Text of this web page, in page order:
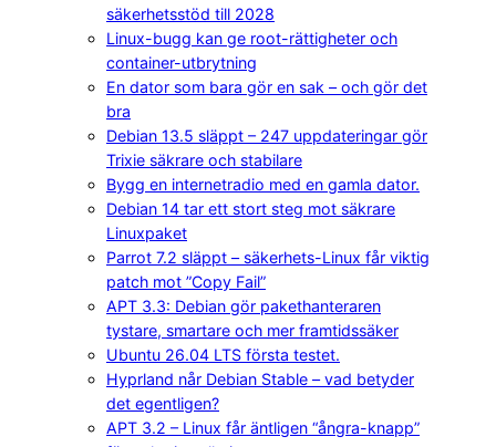
säkerhetsstöd till 2028
Linux-bugg kan ge root-rättigheter och
container-utbrytning
En dator som bara gör en sak – och gör det
bra
Debian 13.5 släppt – 247 uppdateringar gör
Trixie säkrare och stabilare
Bygg en internetradio med en gamla dator.
Debian 14 tar ett stort steg mot säkrare
Linuxpaket
Parrot 7.2 släppt – säkerhets-Linux får viktig
patch mot ”Copy Fail”
APT 3.3: Debian gör pakethanteraren
tystare, smartare och mer framtidssäker
Ubuntu 26.04 LTS första testet.
Hyprland når Debian Stable – vad betyder
det egentligen?
APT 3.2 – Linux får äntligen “ångra-knapp”